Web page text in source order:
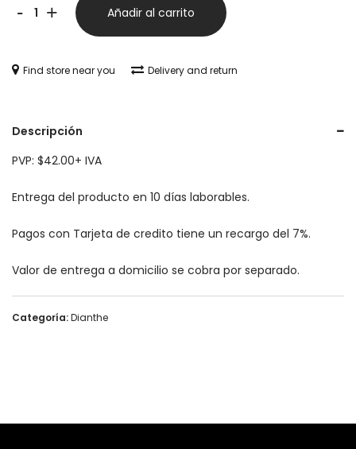
- + Añadir al carrito
Find store near you Delivery and return
Descripción
PVP: $42.00+ IVA
Entrega del producto en 10 días laborables.
Pagos con Tarjeta de credito tiene un recargo del 7%.
Valor de entrega a domicilio se cobra por separado.
Categoría:Dianthe